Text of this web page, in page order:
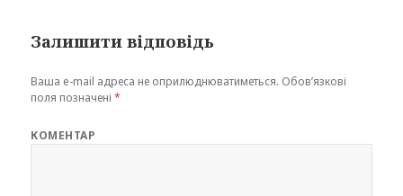
Залишити відповідь
Ваша e-mail адреса не оприлюднюватиметься. Обов’язкові
поля позначені*
КОМЕНТАР